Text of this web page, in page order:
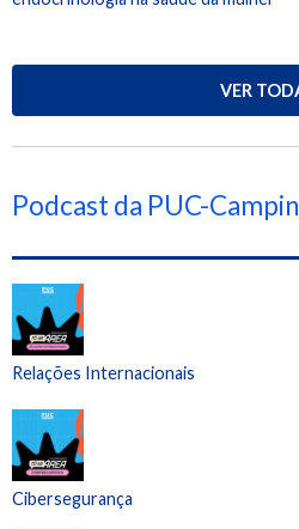
VER
Podcast da PUC-
Relações Internacionais
Cibersegurança